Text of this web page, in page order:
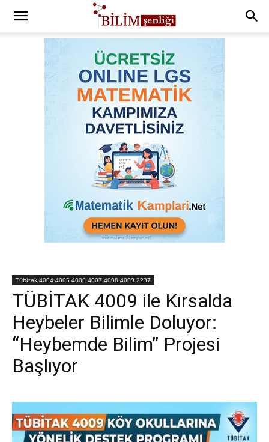
Tübitak 4004 4005 4006 4007 4008 4009 2237
TÜBİTAK 4009 ile Kırsalda
Heybeler Bilimle Doluyor:
“Heybemde Bilim” Projesi
Başlıyor